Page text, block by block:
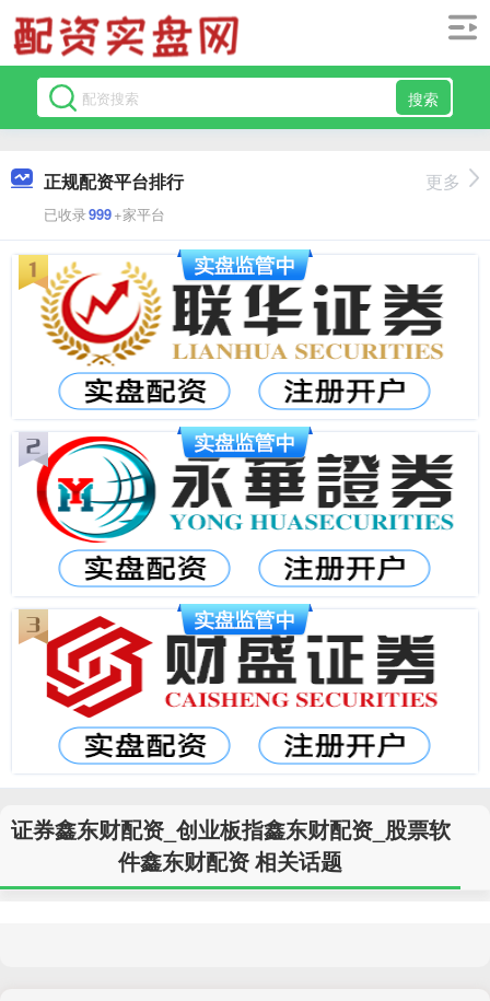
搜索
正规配资平台排行
已收录999+家平台
更多
证券鑫东财配资_创业板指鑫东财配资_股票软
件鑫东财配资 相关话题